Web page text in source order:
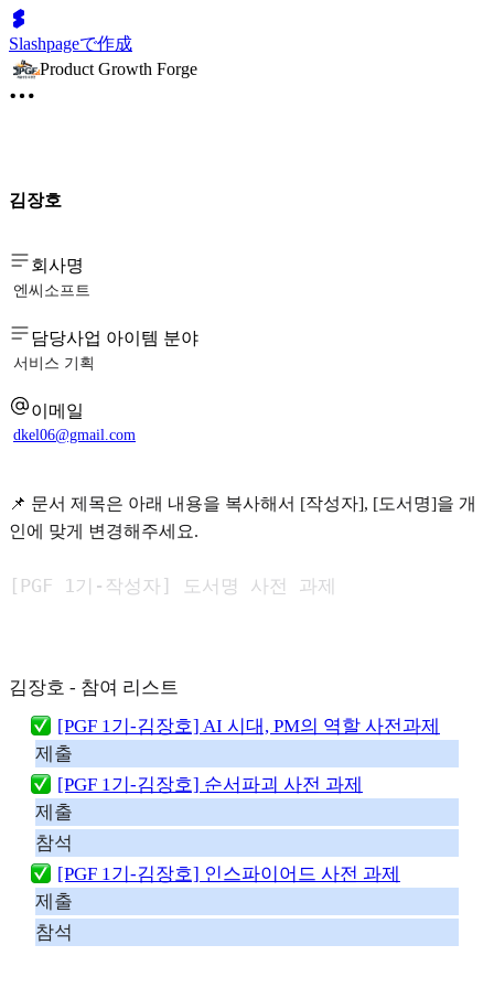
Slashpageで作成
Product Growth Forge
김장호
회사명
엔씨소프트
담당사업 아이템 분야
서비스 기획
이메일
dkel06@gmail.com
📌 문서 제목은 아래 내용을 복사해서 [작성자], [도서명]을 개
인에 맞게 변경해주세요.
[PGF 1기-작성자] 도서명 사전 과제
김장호 - 참여 리스트
[PGF 1기-김장호] AI 시대, PM의 역할 사전과제
제출
[PGF 1기-김장호] 순서파괴 사전 과제
제출
참석
[PGF 1기-김장호] 인스파이어드 사전 과제
제출
참석